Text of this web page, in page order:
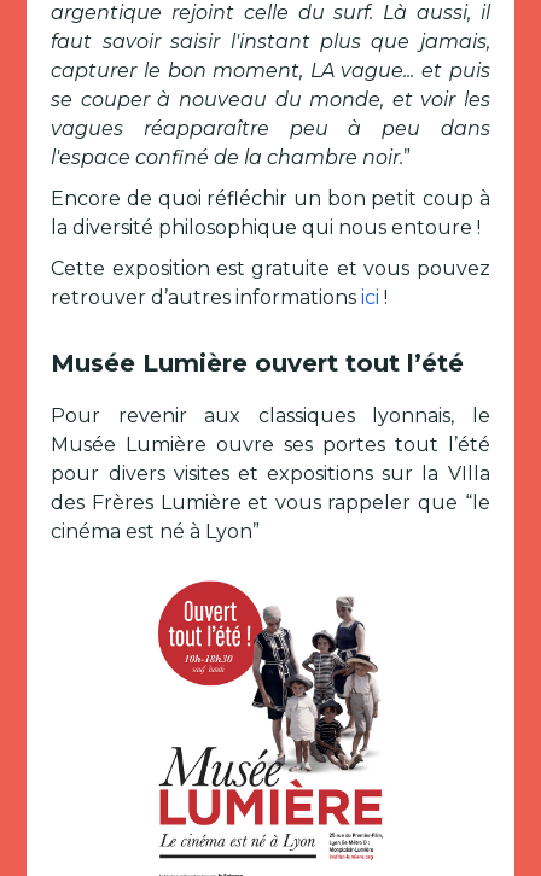
argentique rejoint celle du surf. Là aussi, il
faut savoir saisir l'instant plus que jamais,
capturer le bon moment, LA vague... et puis
se couper à nouveau du monde, et voir les
vagues réapparaître peu à peu dans
l'espace confiné de la chambre noir.”
Encore de quoi réfléchir un bon petit coup à
la diversité philosophique qui nous entoure !
Cette exposition est gratuite et vous pouvez
retrouver d’autres informationsici !
Musée Lumière ouvert tout l’été
Pour revenir aux classiques lyonnais, le
Musée Lumière ouvre ses portes tout l’été
pour divers visites et expositions sur la VIlla
des Frères Lumière et vous rappeler que “le
cinéma est né à Lyon”